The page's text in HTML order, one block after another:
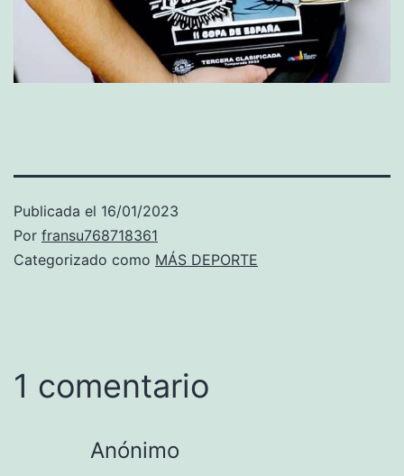
Publicada el 16/01/2023
Por fransu768718361
Categorizado como MÁS DEPORTE
1 comentario
Anónimo